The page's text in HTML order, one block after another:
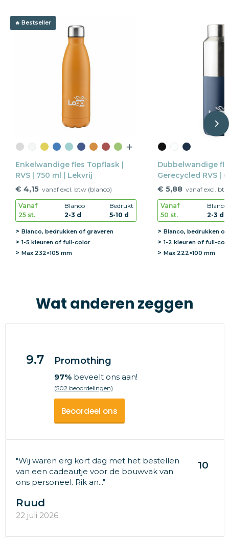
Bestseller
Enkelwandige fles Topflask |
RVS | 750 ml | Lekvrij
€ 4,15 vanaf excl. btw (blanco)
Vanaf
25 st.
Blanco
2-3 d
Bedrukt
5-10 d
Blanco, bedrukken of graveren
1-5 kleuren of full-color
Max 232×105 mm
Dubbelwandige
Gerecycled RVS |
draaidop
€ 5,88 vanaf excl.
Vanaf
50 st.
Blanco
2-3 d
Blanco, bedrukken of
1-2 kleuren of full-
Max 222×100 mm
Wat anderen zeggen
9.7 Promothing
97%beveelt ons aan!
(502 beoordelingen)
Beoordeel ons
"Wij waren erg kort dag met het bestellen
van een cadeautje voor de bouwvak van
ons personeel. Rik an..."
10
Ruud
22 juli 2026